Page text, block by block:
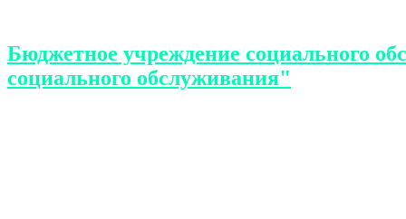
Бюджетное учреждение социального
социального обслуживания"